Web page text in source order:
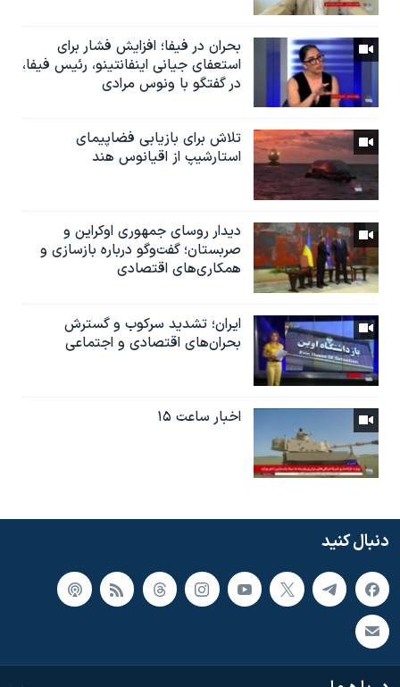
بحران در فیفا؛ افزایش فشار برای
استعفای جیانی اینفانتینو، رئیس فیفا،
در گفتگو با ونوس مرادی
تلاش برای بازیابی فضاپیمای
استارشیپ از اقیانوس هند
دیدار روسای جمهوری اوکراین و
صربستان؛ گفت‌وگو درباره بازسازی و
همکاری‌های اقتصادی
ایران؛ تشدید سرکوب و گسترش
بحران‌های اقتصادی و اجتماعی
اخبار ساعت ۱۵
دنبال کنید